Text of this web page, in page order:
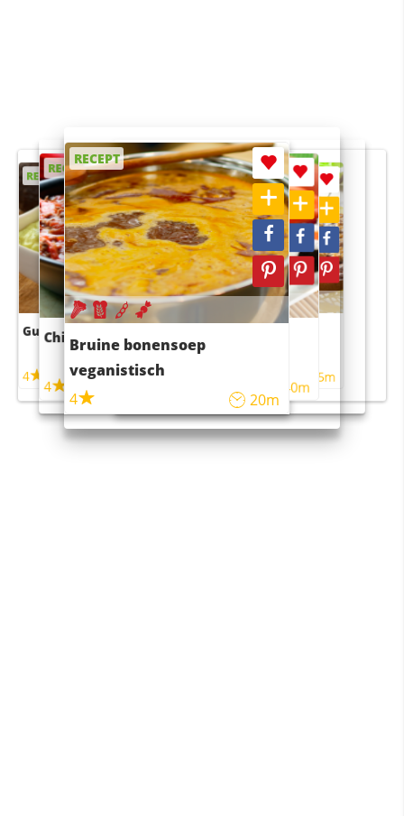
RECEPT
Guacamole
4
RECEPT
Chili con carne
4 45m
RECEPT
Bruine bonensoep
veganistisch
4
20m
RECEPT
Sushi rijstsalade
maaltijdsalade
40m
RECEPT
4 55m